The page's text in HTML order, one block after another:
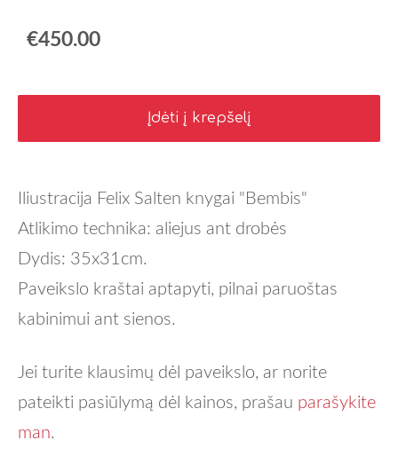
€450.00
Įdėti į krepšelį
Iliustracija Felix Salten knygai "Bembis"
Atlikimo technika: aliejus ant drobės
Dydis: 35x31cm.
Paveikslo kraštai aptapyti, pilnai paruoštas
kabinimui ant sienos.
Jei turite klausimų dėl paveikslo, ar norite
pateikti pasiūlymą dėl kainos, prašau parašykite
man.